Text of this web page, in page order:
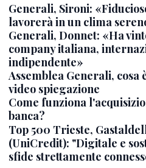
Generali, Sironi:
lavorerà in un clima
Generali, Donnet: «Ha
company italiana,
indipendente»
Assemblea Generali, cosa
video spiegazione
Come funziona
banca?
Top 500 Trieste,
(UniCredit): "Digitale e
sfide strettamente